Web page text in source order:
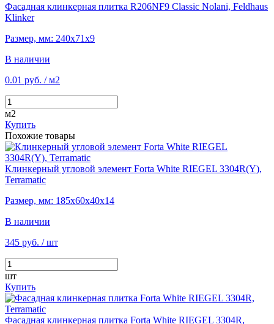
Фасадная клинкерная плитка R206NF9 Classic Nolani, Feldhaus
Klinker
Размер, мм: 240х71х9
В наличии
0.01 руб. / м2
м2
Купить
Похожие товары
Клинкерный угловой элемент Forta White RIEGEL 3304R(Y),
Terramatic
Размер, мм: 185х60х40х14
В наличии
345 руб. / шт
шт
Купить
Фасадная клинкерная плитка Forta White RIEGEL 3304R,